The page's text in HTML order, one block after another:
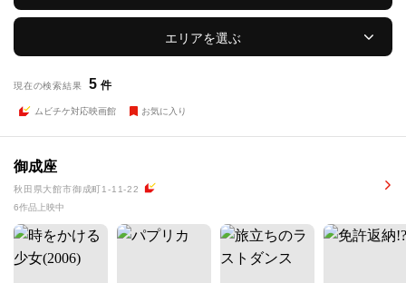
エリアを選ぶ
現在の検索結果 5 件
ムビチケ対応映画館 お気に入り
御成座
秋田県大館市御成町1-11-22
6作品上映中